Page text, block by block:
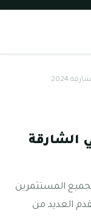
2024
الشارقة
المستثمرين
العديد من